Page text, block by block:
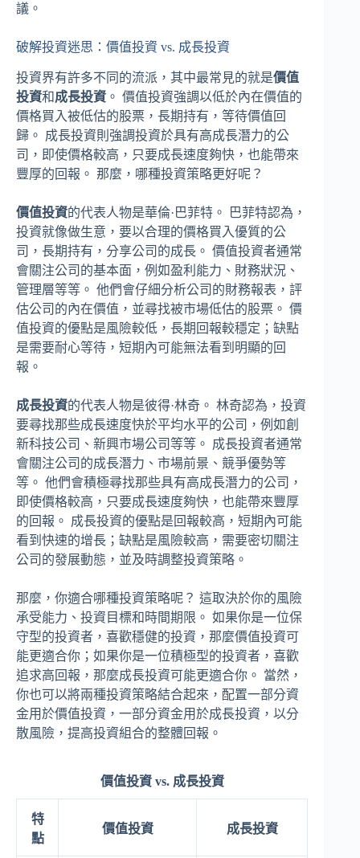
議。
破解投資迷思：價值投資 vs. 成長投資
投資界有許多不同的流派，其中最常見的就是價值
投資和成長投資 。 價值投資強調以低於內在價值的
價格買入被低估的股票，長期持有，等待價值回
歸。 成長投資則強調投資於具有高成長潛力的公
司，即使價格較高，只要成長速度夠快，也能帶來
豐厚的回報。 那麼，哪種投資策略更好呢？
價值投資的代表人物是華倫·巴菲特。 巴菲特認為，
投資就像做生意，要以合理的價格買入優質的公
司，長期持有，分享公司的成長。 價值投資者通常
會關注公司的基本面，例如盈利能力、財務狀況、
管理層等等。 他們會仔細分析公司的財務報表，評
估公司的內在價值，並尋找被市場低估的股票。 價
值投資的優點是風險較低，長期回報較穩定；缺點
是需要耐心等待，短期內可能無法看到明顯的回
報。
成長投資的代表人物是彼得·林奇。 林奇認為，投資
要尋找那些成長速度快於平均水平的公司，例如創
新科技公司、新興市場公司等等。 成長投資者通常
會關注公司的成長潛力、市場前景、競爭優勢等
等。 他們會積極尋找那些具有高成長潛力的公司，
即使價格較高，只要成長速度夠快，也能帶來豐厚
的回報。 成長投資的優點是回報較高，短期內可能
看到快速的增長；缺點是風險較高，需要密切關注
公司的發展動態，並及時調整投資策略。
那麼，你適合哪種投資策略呢？ 這取決於你的風險
承受能力、投資目標和時間期限。 如果你是一位保
守型的投資者，喜歡穩健的投資，那麼價值投資可
能更適合你；如果你是一位積極型的投資者，喜歡
追求高回報，那麼成長投資可能更適合你。 當然，
你也可以將兩種投資策略結合起來，配置一部分資
金用於價值投資，一部分資金用於成長投資，以分
散風險，提高投資組合的整體回報。
價值投資 vs. 成長投資
特
點
價值投資 成長投資